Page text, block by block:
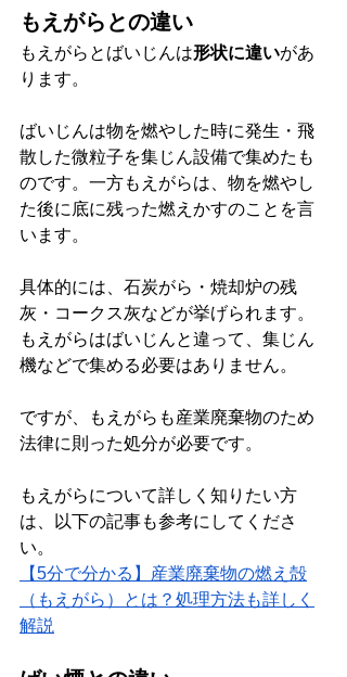
もえがらとの違い
もえがらとばいじんは形状に違いがあ
ります。
ばいじんは物を燃やした時に発生・飛
散した微粒子を集じん設備で集めたも
のです。一方もえがらは、物を燃やし
た後に底に残った燃えかすのことを言
います。
具体的には、石炭がら・焼却炉の残
灰・コークス灰などが挙げられます。
もえがらはばいじんと違って、集じん
機などで集める必要はありません。
ですが、もえがらも産業廃棄物のため
法律に則った処分が必要です。
もえがらについて詳しく知りたい方
は、以下の記事も参考にしてくださ
い。
【5分で分かる】産業廃棄物の燃え殻
（もえがら）とは？処理方法も詳しく
解説